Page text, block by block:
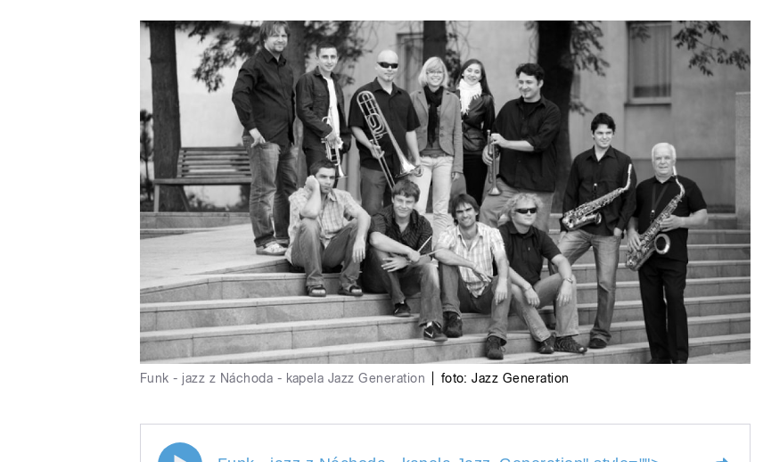
Funk - jazz z Náchoda - kapela Jazz Generation foto: Jazz Generation
Funk - jazz z Náchoda - kapela Jazz Generation